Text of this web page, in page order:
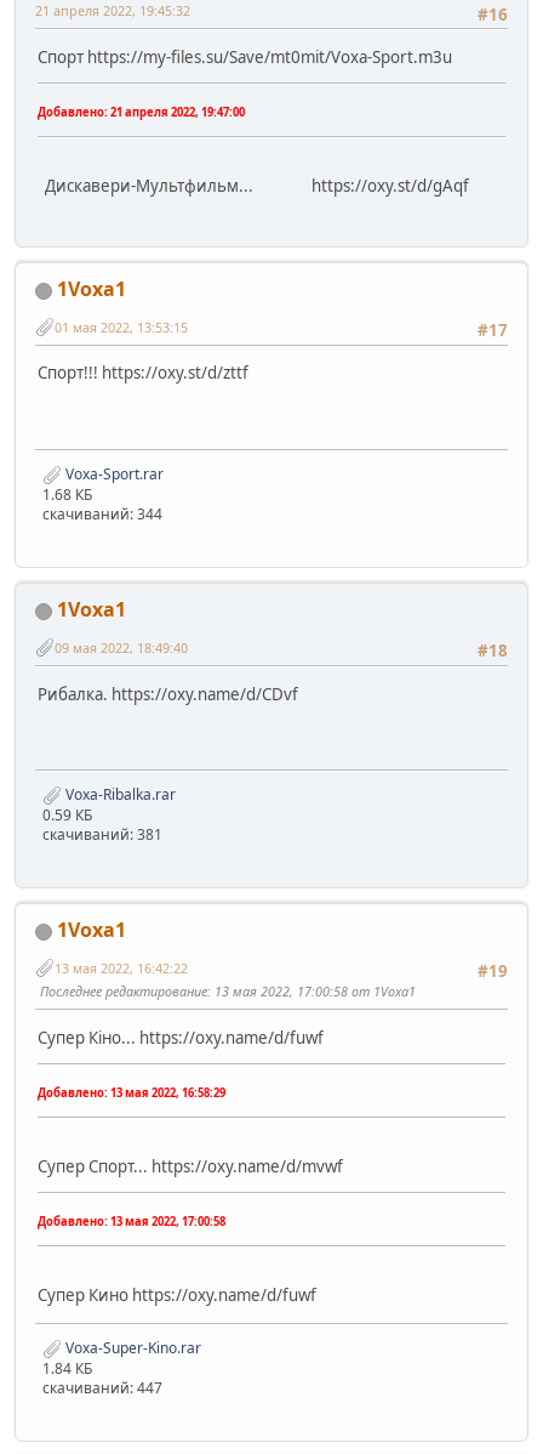
#16
21 апреля 2022, 19:45:32
Спорт https://my-files.su/Save/mt0mit/Voxa-Sport.m3u
Добавлено: 21 апреля 2022, 19:47:00
Дискавери-Мультфильм... https://oxy.st/d/gAqf
1Voxa1
#17
01 мая 2022, 13:53:15
Спорт!!! https://oxy.st/d/zttf
Voxa-Sport.rar
1.68 КБ
скачиваний: 344
1Voxa1
#18
09 мая 2022, 18:49:40
Рибалка. https://oxy.name/d/CDvf
Voxa-Ribalka.rar
0.59 КБ
скачиваний: 381
1Voxa1
#19
13 мая 2022, 16:42:22
Последнее редактирование: 13 мая 2022, 17:00:58 от 1Voxa1
Супер Кіно... https://oxy.name/d/fuwf
Добавлено: 13 мая 2022, 16:58:29
Супер Спорт... https://oxy.name/d/mvwf
Добавлено: 13 мая 2022, 17:00:58
Супер Кино https://oxy.name/d/fuwf
Voxa-Super-Kino.rar
1.84 КБ
скачиваний: 447